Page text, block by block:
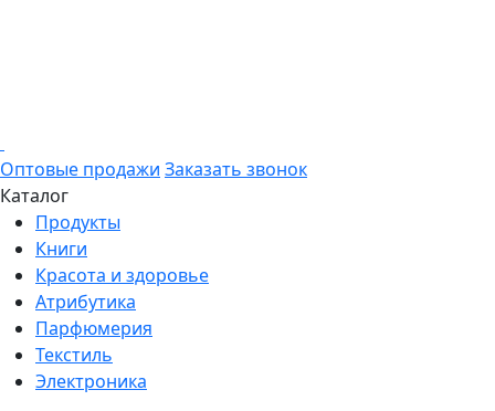
Оптовые продажи Заказать звонок
Каталог
Продукты
Книги
Красота и здоровье
Атрибутика
Парфюмерия
Текстиль
Электроника